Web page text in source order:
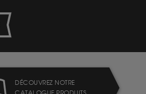
DÉCOUVREZ NOTRE